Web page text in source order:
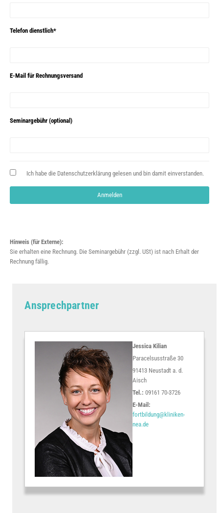
Telefon dienstlich*
E-Mail für Rechnungsversand
Seminargebühr (optional)
Ich habe die Datenschutzerklärung gelesen und bin damit einverstanden.
Hinweis (für Externe):
Sie erhalten eine Rechnung. Die Seminargebühr (zzgl. USt) ist nach Erhalt der
Rechnung fällig.
Ansprechpartner
Jessica Kilian
Paracelsusstraße 30
91413 Neustadt a. d.
Aisch
Tel.:09161 70-3726
E-Mail:
fortbildung@kliniken-
nea.de